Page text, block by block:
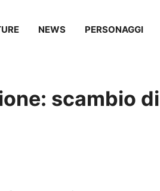
NEWS PERSONAGGI
scambio di